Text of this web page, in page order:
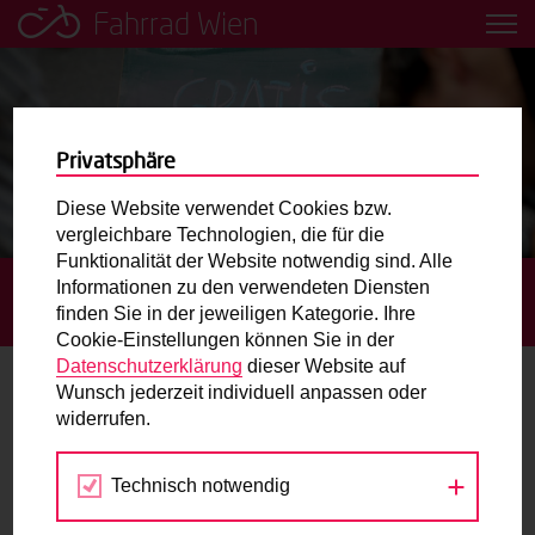
Fahrrad Wien
Leih dir einfach ein Transportfahrrad in deiner Nähe aus!
Mobilitätsbildung für Kinder und
Jugendliche
Radweg-Projektkarte
Routenplaner
Mit dem Fahrrad in Wien unterwegs? Hier finden Sie die
beste Route.
Wunschbox
Sie haben ein Anliegen zum Radverkehr? Schreiben Sie
STARTSEITE TERMINE
GRATIS RADCHECK BEI DER
GÜRTELFRISCHE WEST
12.
AUG
2020
Privatsphäre
Diese Website verwendet Cookies bzw.
vergleichbare Technologien, die für die
Funktionalität der Website notwendig sind. Alle
Informationen zu den verwendeten Diensten
finden Sie in der jeweiligen Kategorie. Ihre
Cookie-Einstellungen können Sie in der
Datenschutzerklärung dieser Website auf
Wunsch jederzeit individuell anpassen oder
widerrufen.
Technisch notwendig